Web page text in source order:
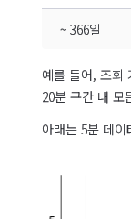
~ 366일
예를 들어, 조회
20분 구간 내 모
아래는 5분 데